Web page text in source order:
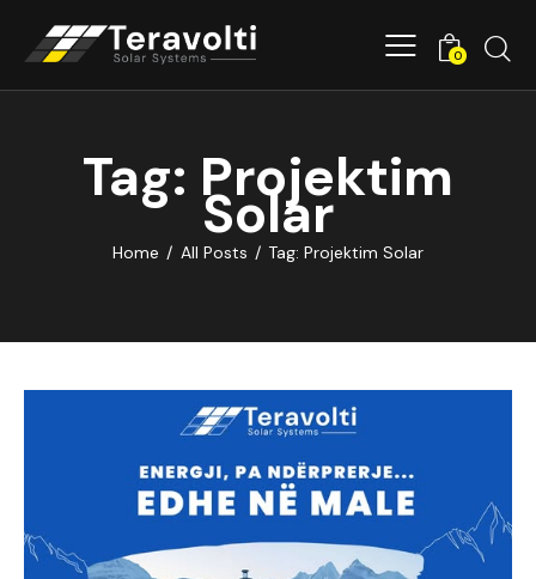
0
Tag: Projektim
Solar
Home All Posts Tag: Projektim Solar